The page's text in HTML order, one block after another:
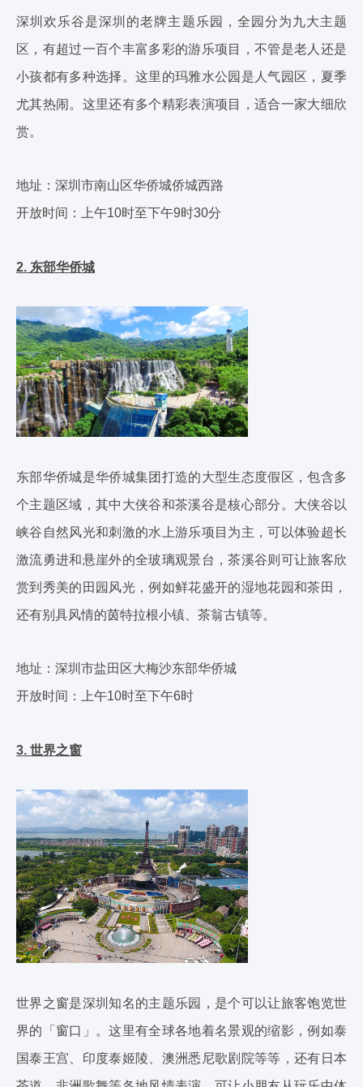
深圳欢乐谷是深圳的老牌主题乐园，全园分为九大主题
区，有超过一百个丰富多彩的游乐项目，不管是老人还是
小孩都有多种选择。这里的玛雅水公园是人气园区，夏季
尤其热闹。这里还有多个精彩表演项目，适合一家大细欣
赏。
地址：深圳市南山区华侨城侨城西路
开放时间：上午10时至下午9时30分
2. 东部华侨城
东部华侨城是华侨城集团打造的大型生态度假区，包含多
个主题区域，其中大侠谷和茶溪谷是核心部分。大侠谷以
峡谷自然风光和刺激的水上游乐项目为主，可以体验超长
激流勇进和悬崖外的全玻璃观景台，茶溪谷则可让旅客欣
赏到秀美的田园风光，例如鲜花盛开的湿地花园和茶田，
还有别具风情的茵特拉根小镇、茶翁古镇等。
地址：深圳市盐田区大梅沙东部华侨城
开放时间：上午10时至下午6时
3. 世界之窗
世界之窗是深圳知名的主题乐园，是个可以让旅客饱览世
界的「窗口」。这里有全球各地着名景观的缩影，例如泰
国泰王宫、印度泰姬陵、澳洲悉尼歌剧院等等，还有日本